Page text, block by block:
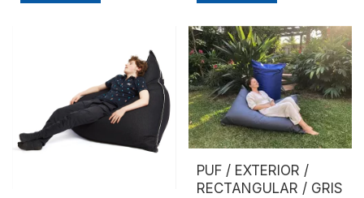
PUF / EXTERIOR /
RECTANGULAR / GRIS